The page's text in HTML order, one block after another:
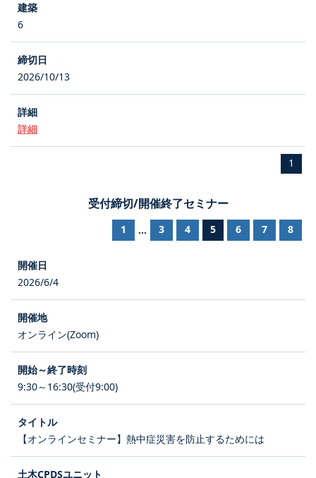
6
2026/10/13
詳細
1
受付締切/開催終了セミナー
1 ... 3 4 5 6 7 8
2026/6/4
オンライン(Zoom)
9:30～16:30(受付9:00)
【オンラインセミナー】熱中症災害を防止するためには